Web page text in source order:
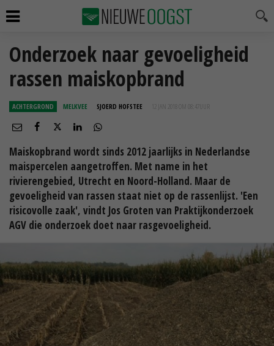
Onderzoek naar gevoeligheid
rassen maiskopbrand
ACHTERGROND MELKVEE SJOERD HOFSTEE 12 JAN 2018 OM 08:47
Maiskopbrand wordt sinds 2012 jaarlijks in Nederlandse
maispercelen aangetroffen. Met name in het
rivierengebied, Utrecht en Noord-Holland. Maar de
gevoeligheid van rassen staat niet op de rassenlijst. 'Een
risicovolle zaak', vindt Jos Groten van Praktijkonderzoek
AGV die onderzoek doet naar rasgevoeligheid.